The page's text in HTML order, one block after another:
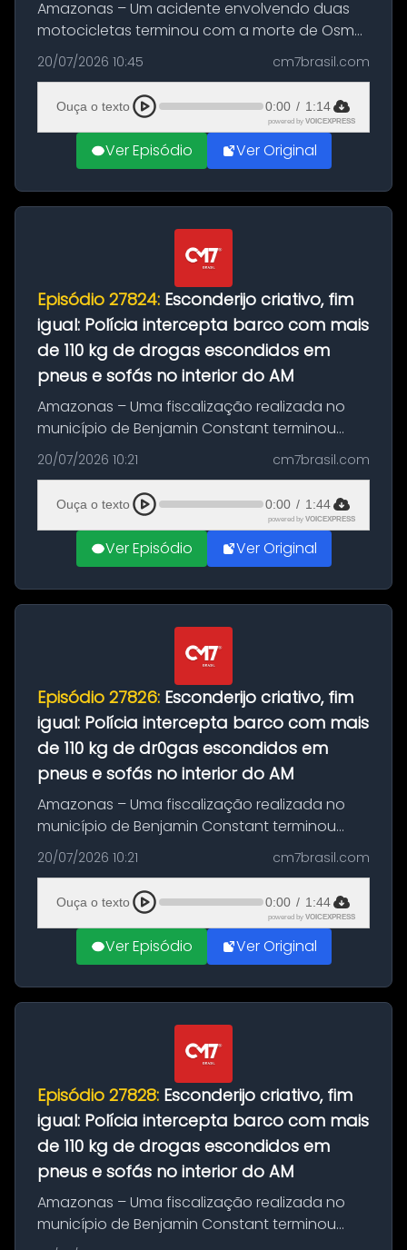
Amazonas – Um acidente envolvendo duas
motocicletas terminou com a morte de Osmar
Figueiredo de Souza, de 38 anos, no município
de São Sebastião do Uatumã, no interior do
Amazonas. A colisão ocorreu n...
20/07/2026 10:45 cm7brasil.com
Ouça o texto 0:00 / 1:14
powered by VOICEXPRESS
Ver Episódio Ver Original
Episódio 27824: Esconderijo criativo, fim
igual: Polícia intercepta barco com mais
de 110 kg de drogas escondidos em
pneus e sofás no interior do AM
Amazonas – Uma fiscalização realizada no
município de Benjamin Constant terminou
com a apreensão de aproximadamente 115
quilos de entorpecentes em uma
embarcação atracada no porto da cidade. O
materia...
20/07/2026 10:21 cm7brasil.com
Ouça o texto 0:00 / 1:44
powered by VOICEXPRESS
Ver Episódio Ver Original
Episódio 27826: Esconderijo criativo, fim
igual: Polícia intercepta barco com mais
de 110 kg de dr0gas escondidos em
pneus e sofás no interior do AM
Amazonas – Uma fiscalização realizada no
município de Benjamin Constant terminou
com a apreensão de aproximadamente 115
quilos de entorpecentes em uma
embarcação atracada no porto da cidade. O
materia...
20/07/2026 10:21 cm7brasil.com
Ouça o texto 0:00 / 1:44
powered by VOICEXPRESS
Ver Episódio Ver Original
Episódio 27828: Esconderijo criativo, fim
igual: Polícia intercepta barco com mais
de 110 kg de drogas escondidos em
pneus e sofás no interior do AM
Amazonas – Uma fiscalização realizada no
município de Benjamin Constant terminou